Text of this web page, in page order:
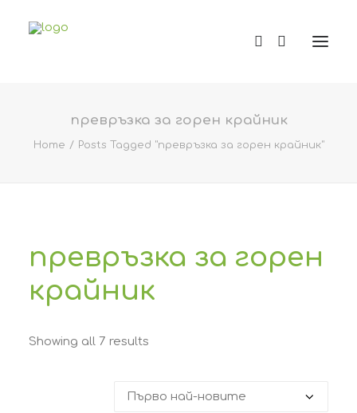
превръзка за горен крайник
Home Posts Tagged "превръзка за горен крайник"
превръзка за горен
крайник
Showing all 7 results